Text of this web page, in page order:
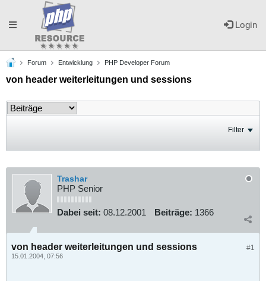
Login
Toggle
navigation
Forum Entwicklung PHP Developer Forum
von header weiterleitungen und sessions
Filter
Trashar
PHP Senior
Dabei seit: 08.12.2001 Beiträge: 1366
#1
von header weiterleitungen und sessions
15.01.2004, 07:56